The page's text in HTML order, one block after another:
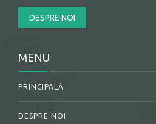
DESPRE NOI
MENU
PRINCIPALĂ
DESPRE NOI